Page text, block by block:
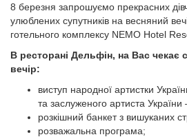
8 березня запрошуємо прекрасних
улюблених супутників на весняний
готельного комплексу NEMO Hotel
В ресторані Дельфін, на Вас чекає
вечір:
виступ народної артистки
та заслуженого артиста
розкішний банкет з вишуканих
розважальна програма;